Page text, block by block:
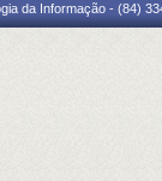
da Informação - (84)